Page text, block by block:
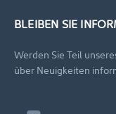
BLEIBEN SIE
Werden Sie Teil
über Neuigkeiten